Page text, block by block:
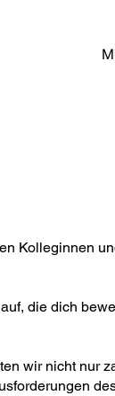
Kolleginnen
die dich
wir nicht nur